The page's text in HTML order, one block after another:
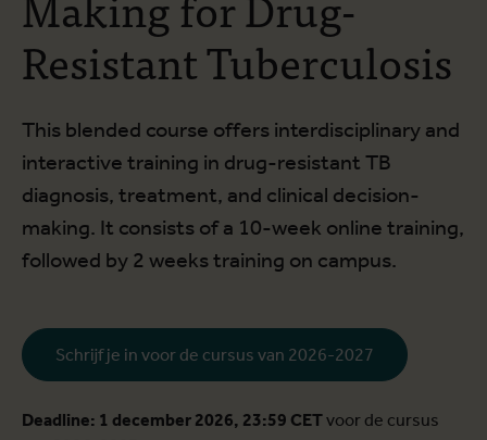
Resistant Tuberculosis
This blended course offers interdisciplinary and
interactive training in drug-resistant TB
diagnosis, treatment, and clinical decision-
making. It consists of a 10-week online training,
followed by 2 weeks training on campus.
Schrijf je in voor de cursus van 2026-2027
Deadline: 1 december 2026, 23:59 CETvoor de cursus